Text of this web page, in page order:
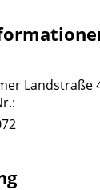
Landstraße